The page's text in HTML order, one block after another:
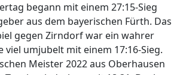
begann mit einem 27:15-Sieg
aus dem bayerischen Fürth. Das
gegen Zirndorf war ein wahrer
viel umjubelt mit einem 17:16-Sieg.
Meister 2022 aus Oberhausen